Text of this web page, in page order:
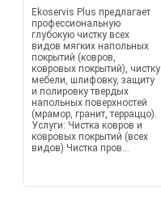
Ekoservis Plus предлагает
профессиональную
глубокую чистку всех
видов мягких напольных
покрытий (ковров,
ковровых покрытий), чистку
мебели, шлифовку, защиту
и полировку твердых
напольных поверхностей
(мрамор, гранит, терраццо).
Услуги: Чистка ковров и
ковровых покрытий (всех
видов) Чистка пров...